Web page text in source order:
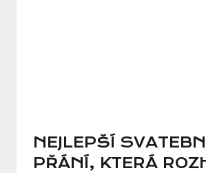
NEJLEPŠÍ
PŘÁNÍ, KTERÁ